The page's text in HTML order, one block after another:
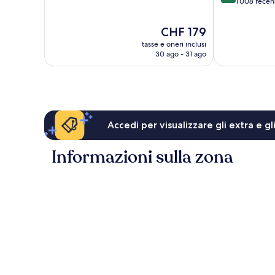
Il
prezzo
attuale
CHF 179
tasse e oneri inclusi
30 ago - 31 ago
Accedi per visualizzare gli extra e
Informazioni sulla zona